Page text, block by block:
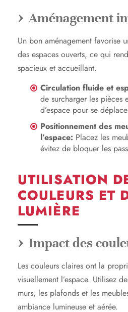
Aménagement
Un bon aménagement favorise
des espaces ouverts, ce qui
spacieux et accueillant.
Circulation fluide et
de surcharger les pièces
d’espace pour se
Positionnement des
l’espace: Placez les
évitez de bloquer les
UTILISATION
COULEURS ET
LUMIÈRE
Impact des
Les couleurs claires ont la
visuellement l’espace. Utilisez
murs, les plafonds et les
ambiance lumineuse et aérée.